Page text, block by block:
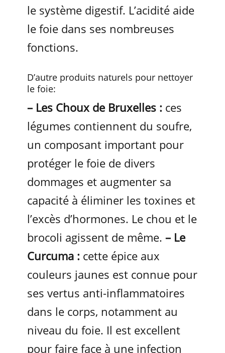
le système digestif. L’acidité aide
le foie dans ses nombreuses
fonctions.
D’autre produits naturels pour nettoyer
le foie:
– Les Choux de Bruxelles : ces
légumes contiennent du soufre,
un composant important pour
protéger le foie de divers
dommages et augmenter sa
capacité à éliminer les toxines et
l’excès d’hormones. Le chou et le
brocoli agissent de même. – Le
Curcuma : cette épice aux
couleurs jaunes est connue pour
ses vertus anti-inflammatoires
dans le corps, notamment au
niveau du foie. Il est excellent
pour faire face à une infection